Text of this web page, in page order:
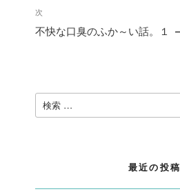
ゲ
シ
投
稿
次
の
投
次
不快な口臭のふか～い話。１
検
索:
最近の投稿